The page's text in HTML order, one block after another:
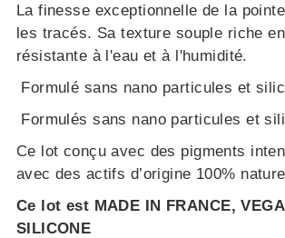
La finesse exceptionnelle de la
les tracés. Sa texture souple riche
résistante à l'eau et à l'humidité.
Formulé sans nano particules et
Formulés sans nano particules et
Ce lot conçu avec des pigments
avec des actifs d’origine 100%
Ce lot est MADE IN FRANCE,
SILICONE